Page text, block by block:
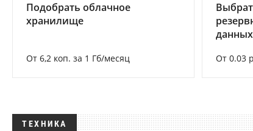
Подобрать облачное
хранилище
От 6,2 коп. за 1 Гб/месяц
данных
От 0.03
ТЕХНИКА